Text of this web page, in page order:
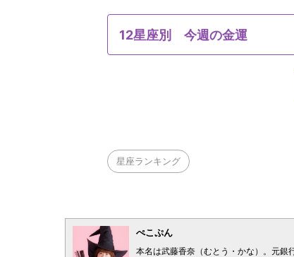
12星座別 今週の金運
星座ランキング
ぺこぷん
本名は武藤香奈（むとう・かな）。元銀